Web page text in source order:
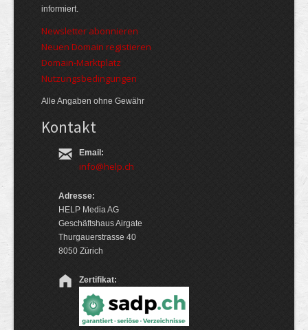
informiert.
Newsletter abonnieren
Neuen Domain registieren
Domain-Marktplatz
Nutzungsbedingungen
Alle Angaben ohne Gewähr
Kontakt
Email:
info@help.ch
Adresse:
HELP Media AG
Geschäftshaus Airgate
Thurgauerstrasse 40
8050 Zürich
Zertifikat: